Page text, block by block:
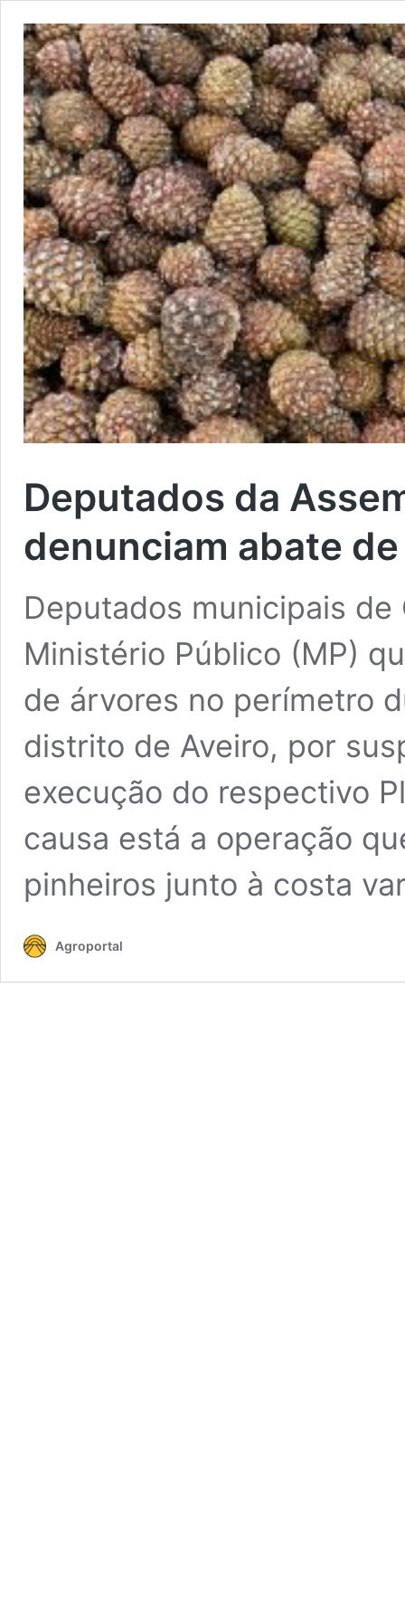
Deputados da
denunciam abate
Deputados municipais
Ministério Público (MP)
de árvores no perímetro
distrito de Aveiro, por
execução do respectivo
causa está a operação
pinheiros junto à costa
Agroportal